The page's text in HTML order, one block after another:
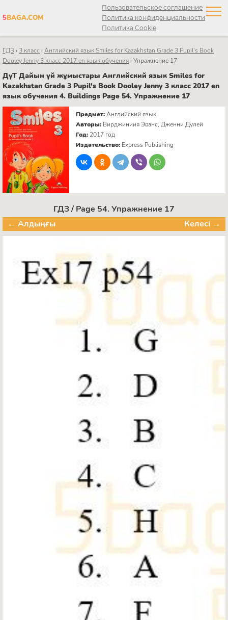
5BAGA.COM
Пользовательское соглашение
Политика конфиденциальности
Политика Cookie
ГДЗ › 3 класс ›Английский язык Smiles for Kazakhstan Grade 3 Pupil's Book
Dooley Jenny 3 класс 2017 en язык обучения›Упражнение 17
ДүТ Дайын үй жұмыстары Английский язык Smiles for
Kazakhstan Grade 3 Pupil's Book Dooley Jenny 3 класс 2017 en
язык обучения 4. Buildings Page 54. Упражнение 17
Предмет:Английский язык
Авторы: Вирджиниия Эванс, Дженни Дулей
Год: 2017 год
Издательство: Express Publishing
ГДЗ / Page 54. Упражнение 17
← Алдыңғы
Келесі →